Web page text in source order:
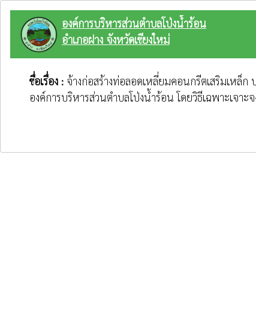
องค์การบริหารส่วนตำบลโป่งน้ำร้อน
อำเภอฝาง จังหวัดเชียงใหม่
ชื่อเรื่อง : จ้างก่อสร้างท่อลอดเหลี่ยมคอนกรีตเสริมเหล็
องค์การบริหารส่วนตำบลโป่งน้ำร้อน โดยวิธีเฉพาะเจาะจ